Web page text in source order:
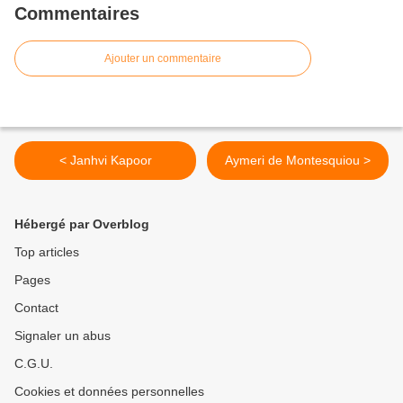
Commentaires
Ajouter un commentaire
< Janhvi Kapoor Aymeri de Montesquiou >
Hébergé par Overblog
Top articles
Pages
Contact
Signaler un abus
C.G.U.
Cookies et données personnelles